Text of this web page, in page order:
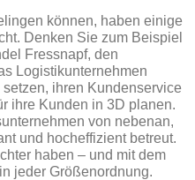
können, haben einige
Denken Sie zum Beispiel
Fressnapf, den
Logistikunternehmen
ihren Kundenservice
ihre Kunden in 3D planen.
von nebenan,
und hocheffizient betreut.
haben – und mit dem
jeder Größenordnung.